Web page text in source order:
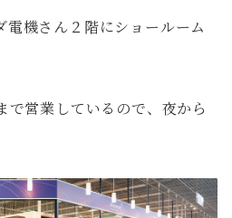
機さん２階にショールーム
で営業しているので、夜から